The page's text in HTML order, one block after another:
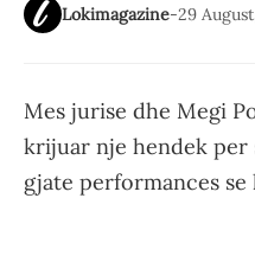
Lokimagazine-29
Mes jurise dhe Megi
krijuar nje hendek per
gjate performances se